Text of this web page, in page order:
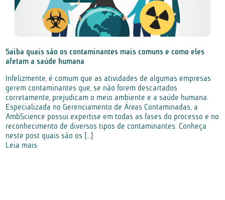
Saiba quais são os contaminantes mais comuns e como eles
afetam a saúde humana
Infelizmente, é comum que as atividades de algumas empresas
gerem contaminantes que, se não forem descartados
corretamente, prejudicam o meio ambiente e a saúde humana.
Especializada no Gerenciamento de Áreas Contaminadas, a
AmbScience possui expertise em todas as fases do processo e no
reconhecimento de diversos tipos de contaminantes. Conheça
neste post quais são os […]
Leia mais